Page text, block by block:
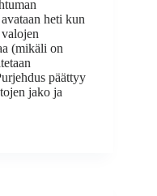
heti kun
(mikäli on
päättyy
jako ja